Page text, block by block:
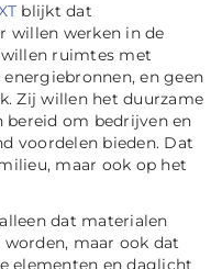
blijkt dat
willen werken in de
ruimtes met
en geen
Zij willen het duurzame
om bedrijven en
voordelen bieden. Dat
maar ook op het
dat materialen
maar ook dat